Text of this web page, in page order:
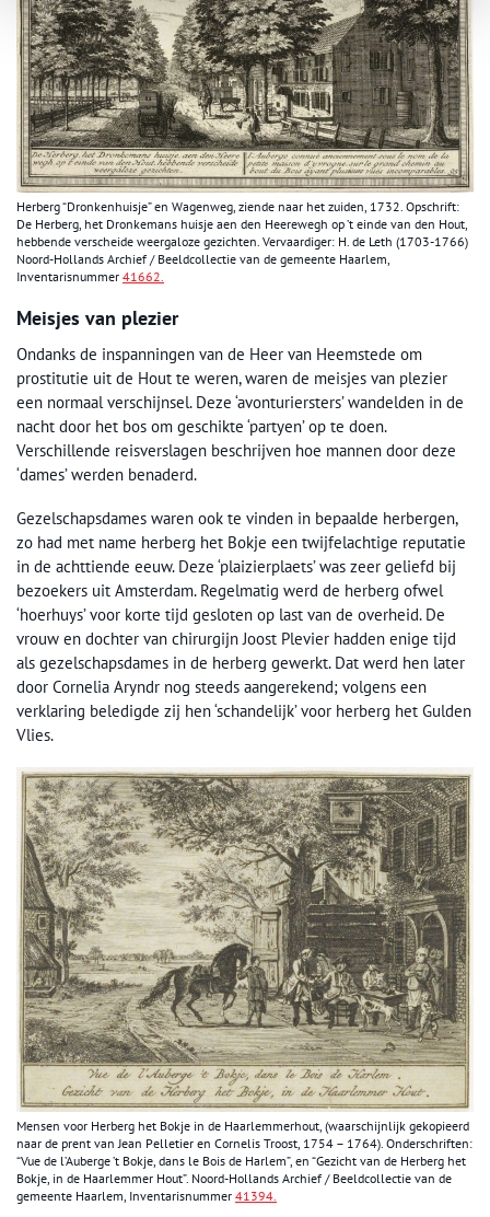
Herberg “Dronkenhuisje” en Wagenweg, ziende naar het zuiden, 1732. Opschrift:
De Herberg, het Dronkemans huisje aen den Heerewegh op ’t einde van den Hout,
hebbende verscheide weergaloze gezichten. Vervaardiger: H. de Leth (1703-1766)
Noord-Hollands Archief / Beeldcollectie van de gemeente Haarlem,
Inventarisnummer 41662.
Meisjes van plezier
Ondanks de inspanningen van de Heer van Heemstede om
prostitutie uit de Hout te weren, waren de meisjes van plezier
een normaal verschijnsel. Deze ‘avonturiersters’ wandelden in de
nacht door het bos om geschikte ‘partyen’ op te doen.
Verschillende reisverslagen beschrijven hoe mannen door deze
‘dames’ werden benaderd.
Gezelschapsdames waren ook te vinden in bepaalde herbergen,
zo had met name herberg het Bokje een twijfelachtige reputatie
in de achttiende eeuw. Deze ‘plaizierplaets’ was zeer geliefd bij
bezoekers uit Amsterdam. Regelmatig werd de herberg ofwel
‘hoerhuys’ voor korte tijd gesloten op last van de overheid. De
vrouw en dochter van chirurgijn Joost Plevier hadden enige tijd
als gezelschapsdames in de herberg gewerkt. Dat werd hen later
door Cornelia Aryndr nog steeds aangerekend; volgens een
verklaring beledigde zij hen ‘schandelijk’ voor herberg het Gulden
Vlies.
Mensen voor Herberg het Bokje in de Haarlemmerhout, (waarschijnlijk gekopieerd
naar de prent van Jean Pelletier en Cornelis Troost, 1754 – 1764). Onderschriften:
“Vue de l’Auberge ’t Bokje, dans le Bois de Harlem”, en “Gezicht van de Herberg het
Bokje, in de Haarlemmer Hout”. Noord-Hollands Archief / Beeldcollectie van de
gemeente Haarlem, Inventarisnummer 41394.